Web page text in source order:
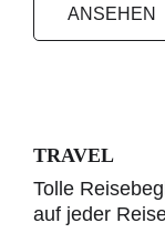
ANSEHEN
TRAVEL
Tolle
auf jeder